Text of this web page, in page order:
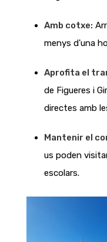
Amb cotxe:
menys d'una
Aprofita el
de Figueres i
directes amb
Mantenir el
us poden
escolars.